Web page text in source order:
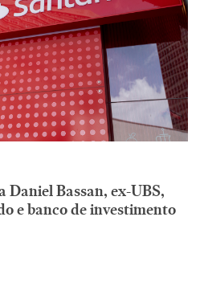
Daniel Bassan, ex-UBS,
e banco de investimento